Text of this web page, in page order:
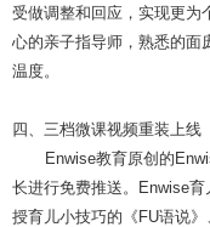
受做调整和回应，实现更为
心的亲子指导师，熟悉的面
温度。
四、三档微课视频重装上线
Enwise教育原创的
长进行免费推送。Enwise
授育儿小技巧的《FU语说